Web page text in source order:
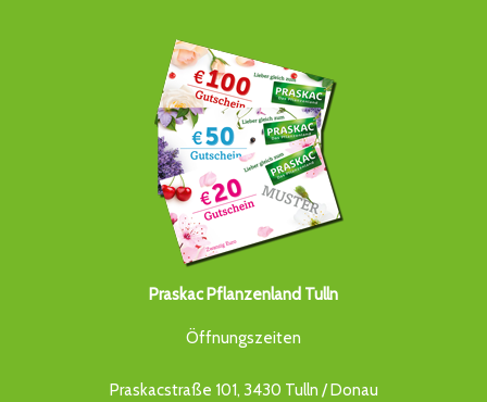
Praskac Pflanzenland Tulln
Öffnungszeiten
Praskacstraße 101, 3430 Tulln / Donau